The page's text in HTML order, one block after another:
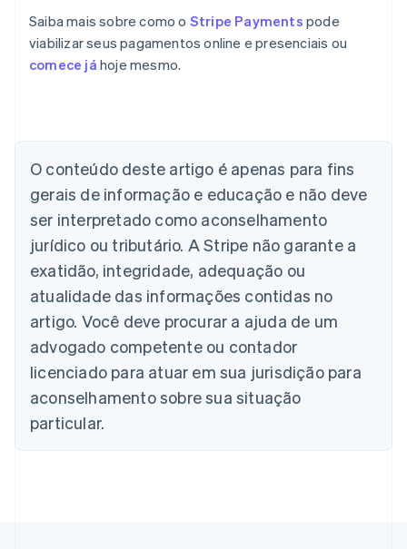
Saiba mais sobre como o Stripe Payments pode
viabilizar seus pagamentos online e presenciais ou
comece já hoje mesmo.
O conteúdo deste artigo é apenas para fins
gerais de informação e educação e não deve
ser interpretado como aconselhamento
jurídico ou tributário. A Stripe não garante a
exatidão, integridade, adequação ou
atualidade das informações contidas no
artigo. Você deve procurar a ajuda de um
advogado competente ou contador
licenciado para atuar em sua jurisdição para
aconselhamento sobre sua situação
particular.
Austrália
English
Áustria
DeutschEnglish
Bélgica
Brasil
PortuguêsEnglish
Bulgária
Canadá
EnglishFrançais
China continental
简体中文English
Chipre
English
Croácia
EnglishItaliano